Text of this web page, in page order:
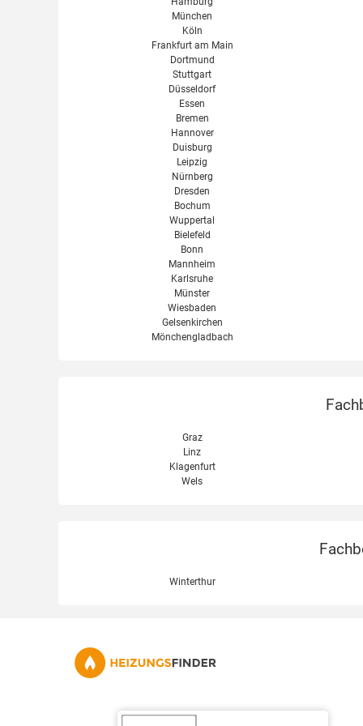
München
Köln
Frankfurt am Main
Dortmund
Stuttgart
Düsseldorf
Essen
Bremen
Hannover
Duisburg
Leipzig
Nürnberg
Dresden
Bochum
Wuppertal
Bielefeld
Bonn
Mannheim
Karlsruhe
Münster
Wiesbaden
Gelsenkirchen
Mönchengladbach
Graz
Linz
Klagenfurt
Wels
Winterthur